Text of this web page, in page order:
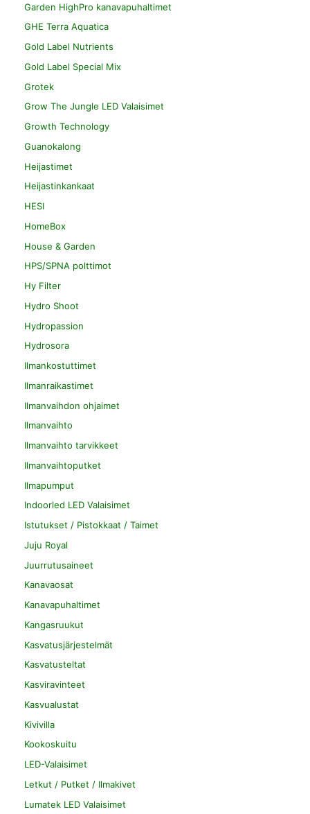
Garden HighPro kanavapuhaltimet
GHE Terra Aquatica
Gold Label Nutrients
Gold Label Special Mix
Grotek
Grow The Jungle LED Valaisimet
Growth Technology
Guanokalong
Heijastimet
Heijastinkankaat
HESI
HomeBox
House & Garden
HPS/SPNA polttimot
Hy Filter
Hydro Shoot
Hydropassion
Hydrosora
Ilmankostuttimet
Ilmanraikastimet
Ilmanvaihdon ohjaimet
Ilmanvaihto
Ilmanvaihto tarvikkeet
Ilmanvaihtoputket
Ilmapumput
Indoorled LED Valaisimet
Istutukset / Pistokkaat / Taimet
Juju Royal
Juurrutusaineet
Kanavaosat
Kanavapuhaltimet
Kangasruukut
Kasvatusjärjestelmät
Kasvatusteltat
Kasviravinteet
Kasvualustat
Kivivilla
Kookoskuitu
LED-Valaisimet
Letkut / Putket / Ilmakivet
Lumatek LED Valaisimet